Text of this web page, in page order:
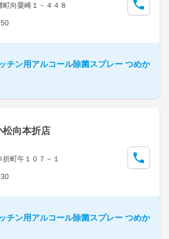
向粟崎１－４４８
チン用アルコール除菌スプレー つめか
松向本折店
町午１０７－１
チン用アルコール除菌スプレー つめか